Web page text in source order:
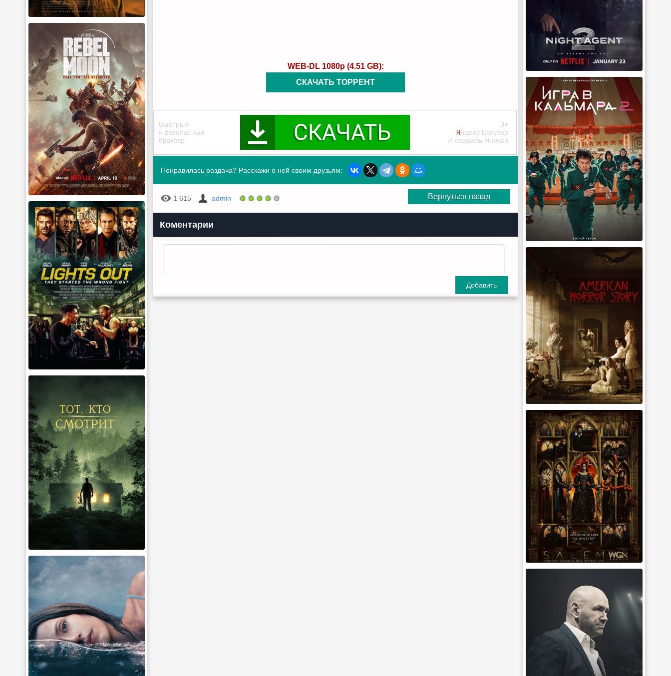
WEB-DL 1080p (4.51 GB):
СКАЧАТЬ ТОРРЕНТ
Понравилась раздача? Расскажи о ней своим друзьям:
1 615 admin Вернуться назад
Коментарии
Добавить